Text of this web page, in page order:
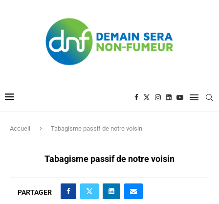
Accueil Tabagisme passif de notre voisin
Tabagisme passif de notre voisin
PARTAGER